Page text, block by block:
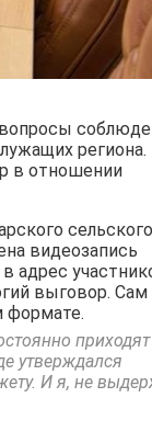
региона.
в отношении
сельского
видеозапись
адрес
выговор. Сам
формате.
утверждался
И я, не